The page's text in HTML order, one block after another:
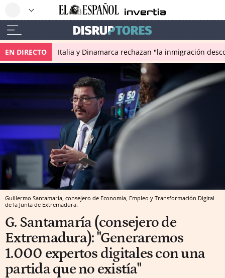
EN DIRECTO Italia y Dinamarca rechazan "la inmigración
Guillermo Santamaría, consejero de Economía, Empleo y Transformación Digital
de la Junta de Extremadura.
G. Santamaría (consejero de
Extremadura): "Generaremos
1.000 expertos digitales con una
partida que no existía"